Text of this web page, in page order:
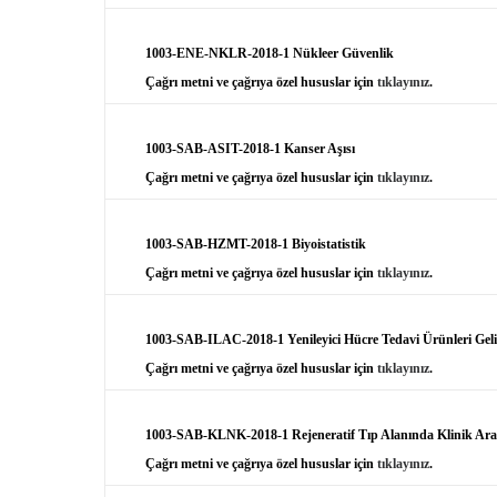
1003-ENE-NKLR-2018-1 Nükleer Güvenlik
Çağrı metni ve çağrıya özel hususlar içintıklayınız.
1003-SAB-ASIT-2018-1 Kanser Aşısı
Çağrı metni ve çağrıya özel hususlar içintıklayınız.
1003-SAB-HZMT-2018-1 Biyoistatistik
Çağrı metni ve çağrıya özel hususlar içintıklayınız.
1003-SAB-ILAC-2018-1 Yenileyici Hücre Tedavi Ürünleri
Çağrı metni ve çağrıya özel hususlar içintıklayınız.
1003-SAB-KLNK-2018-1 Rejeneratif Tıp Alanında Klinik
Çağrı metni ve çağrıya özel hususlar içintıklayınız.